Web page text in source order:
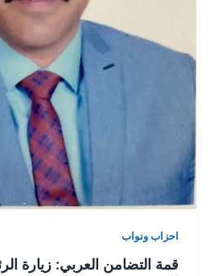
احزاب ونواب
قمة التضامن العربي: زيارة